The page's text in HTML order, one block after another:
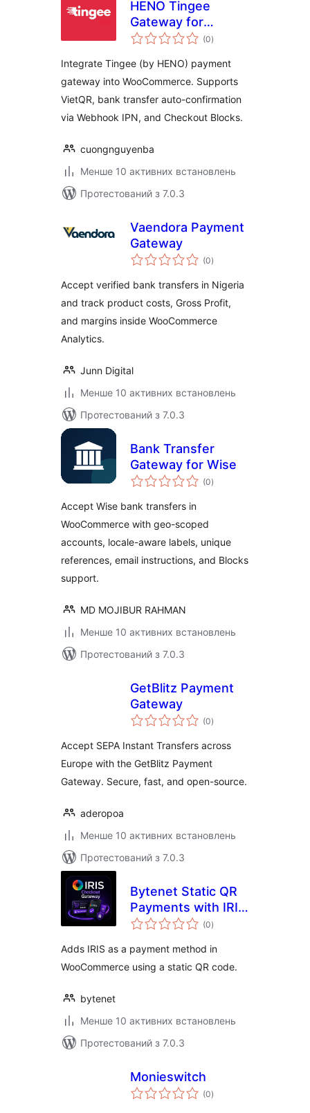
HENO Tingee
Gateway for
WooCommerce
(0загальний
рейтинг
)
Integrate Tingee (by HENO) payment
gateway into WooCommerce. Supports
VietQR, bank transfer auto-confirmation
via Webhook IPN, and Checkout Blocks.
cuongnguyenba
Менше 10 активних встановлень
Протестований з 7.0.3
Vaendora Payment
Gateway
(0загальний
рейтинг
)
Accept verified bank transfers in Nigeria
and track product costs, Gross Profit,
and margins inside WooCommerce
Analytics.
Junn Digital
Менше 10 активних встановлень
Протестований з 7.0.3
Bank Transfer
Gateway for Wise
(0загальний
рейтинг
)
Accept Wise bank transfers in
WooCommerce with geo-scoped
accounts, locale-aware labels, unique
references, email instructions, and Blocks
support.
MD MOJIBUR RAHMAN
Менше 10 активних встановлень
Протестований з 7.0.3
GetBlitz Payment
Gateway
(0загальний
рейтинг
)
Accept SEPA Instant Transfers across
Europe with the GetBlitz Payment
Gateway. Secure, fast, and open-source.
aderopoa
Менше 10 активних встановлень
Протестований з 7.0.3
Bytenet Static QR
Payments with IRIS
for WooCommerce
(0загальний
рейтинг
)
Adds IRIS as a payment method in
WooCommerce using a static QR code.
bytenet
Менше 10 активних встановлень
Протестований з 7.0.3
Monieswitch
(0загальний
рейтинг
)